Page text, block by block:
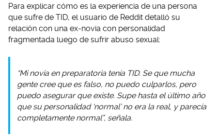
Para explicar cómo es la experiencia de una persona
que sufre de TID, el usuario de Reddit detalló su
relación con una ex-novia con personalidad
fragmentada luego de sufrir abuso sexual:
“Mi novia en preparatoria tenía TID. Se que mucha
gente cree que es falso, no puedo culparlos, pero
puedo asegurar que existe. Supe hasta el último año
que su personalidad ‘normal’ no era la real, y parecía
completamente normal”, señala.